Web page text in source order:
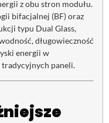
z obu stron modułu.
bifacjalnej (BF) oraz
typu Dual Glass,
długowieczność
energii w
paneli.